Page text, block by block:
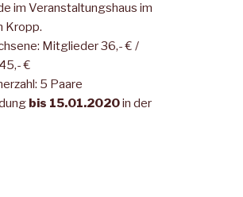
im Veranstaltungshaus im
Kropp.
Mitglieder 36,- € /
€
5 Paare
bis 15.01.2020in der